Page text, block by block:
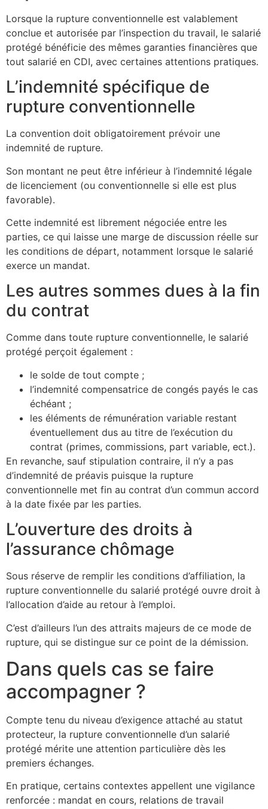
Lorsque la rupture conventionnelle est valablement
conclue et autorisée par l’inspection du travail, le salarié
protégé bénéficie des mêmes garanties financières que
tout salarié en CDI, avec certaines attentions pratiques.
L’indemnité spécifique de
rupture conventionnelle
La convention doit obligatoirement prévoir une
indemnité de rupture.
Son montant ne peut être inférieur à l’indemnité légale
de licenciement (ou conventionnelle si elle est plus
favorable).
Cette indemnité est librement négociée entre les
parties, ce qui laisse une marge de discussion réelle sur
les conditions de départ, notamment lorsque le salarié
exerce un mandat.
Les autres sommes dues à la fin
du contrat
Comme dans toute rupture conventionnelle, le salarié
protégé perçoit également :
le solde de tout compte ;
l’indemnité compensatrice de congés payés le cas
échéant ;
les éléments de rémunération variable restant
éventuellement dus au titre de l’exécution du
contrat (primes, commissions, part variable, ect.).
En revanche, sauf stipulation contraire, il n’y a pas
d’indemnité de préavis puisque la rupture
conventionnelle met fin au contrat d’un commun accord
à la date fixée par les parties.
L’ouverture des droits à
l’assurance chômage
Sous réserve de remplir les conditions d’affiliation, la
rupture conventionnelle du salarié protégé ouvre droit à
l’allocation d’aide au retour à l’emploi.
C’est d’ailleurs l’un des attraits majeurs de ce mode de
rupture, qui se distingue sur ce point de la démission.
Dans quels cas se faire
accompagner ?
Compte tenu du niveau d’exigence attaché au statut
protecteur, la rupture conventionnelle d’un salarié
protégé mérite une attention particulière dès les
premiers échanges.
En pratique, certains contextes appellent une vigilance
renforcée : mandat en cours, relations de travail